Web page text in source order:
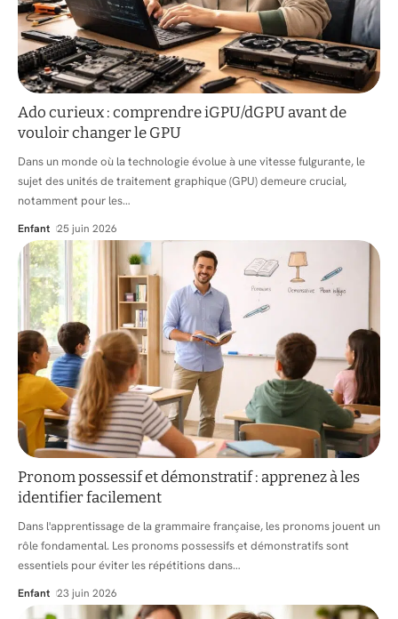
Ado curieux : comprendre iGPU/dGPU avant de
vouloir changer le GPU
Dans un monde où la technologie évolue à une vitesse fulgurante, le
sujet des unités de traitement graphique (GPU) demeure crucial,
notamment pour les…
Enfant 25 juin 2026
Pronom possessif et démonstratif : apprenez à les
identifier facilement
Dans l'apprentissage de la grammaire française, les pronoms jouent un
rôle fondamental. Les pronoms possessifs et démonstratifs sont
essentiels pour éviter les répétitions dans…
Enfant 23 juin 2026